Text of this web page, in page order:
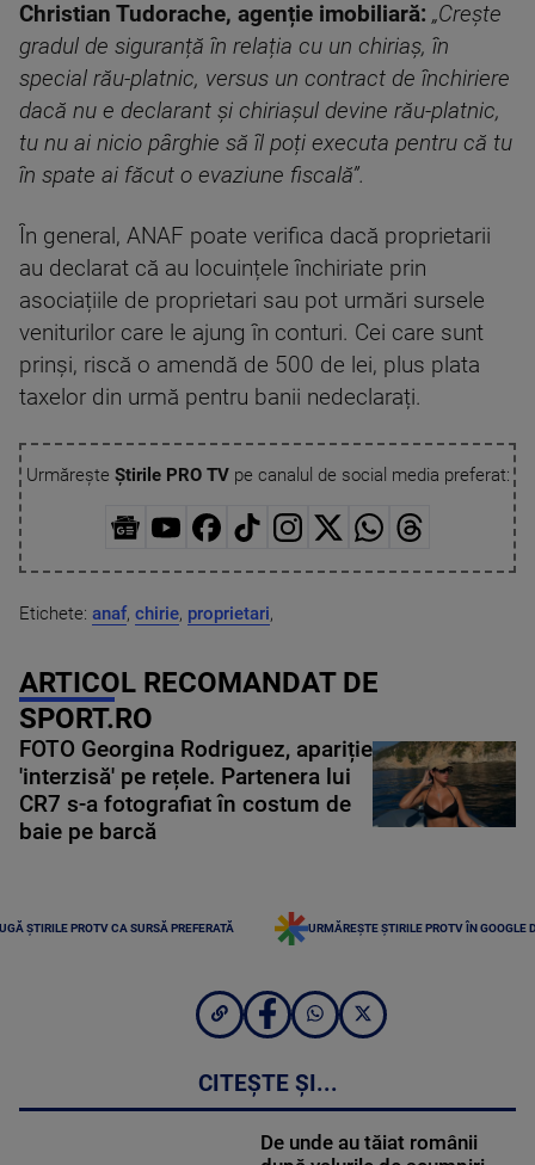
Christian Tudorache, agenție imobiliară: „Crește
gradul de siguranță în relația cu un chiriaș, în
special rău-platnic, versus un contract de închiriere
dacă nu e declarant și chiriașul devine rău-platnic,
tu nu ai nicio pârghie să îl poți executa pentru că tu
în spate ai făcut o evaziune fiscală”.
În general, ANAF poate verifica dacă proprietarii
au declarat că au locuințele închiriate prin
asociațiile de proprietari sau pot urmări sursele
veniturilor care le ajung în conturi. Cei care sunt
prinși, riscă o amendă de 500 de lei, plus plata
taxelor din urmă pentru banii nedeclarați.
Urmărește Știrile PRO TVpe canalul de social media preferat:
Etichete: anaf, chirie, proprietari,
ARTICOL RECOMANDAT DE
SPORT.RO
FOTO Georgina Rodriguez, apariție
'interzisă' pe rețele. Partenera lui
CR7 s-a fotografiat în costum de
baie pe barcă
ȘTIRILE PROTV CA SURSĂ PREFERATĂ URMĂREȘTE ȘTIRILE PROTV ÎN GOOGLE
CITEȘTE ȘI...
De unde au tăiat românii